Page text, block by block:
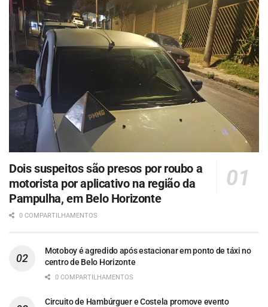
Dois suspeitos são presos por roubo a
motorista por aplicativo na região da
Pampulha, em Belo Horizonte
0 COMPARTILHAMENTOS
Motoboy é agredido após estacionar em ponto de táxi no
centro de Belo Horizonte
0 COMPARTILHAMENTOS
Circuito de Hambúrguer e Costela promove evento